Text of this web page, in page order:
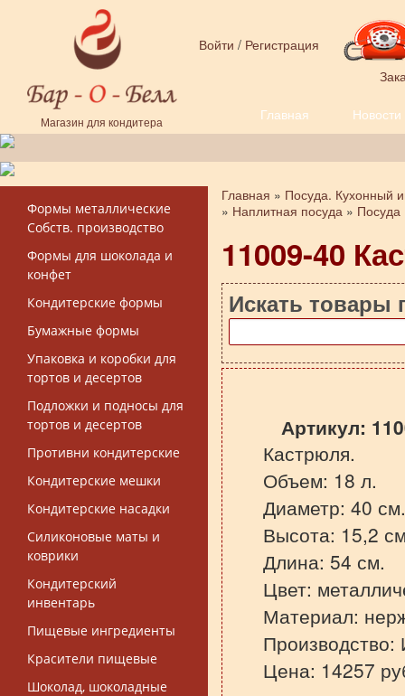
Перейти к основному содержанию
Магазин для кондитера
Войти / Регистрация
Главная Новости
Форма поиска
Формы металлические
Собств. производство
Формы для шоколада и
конфет
Кондитерские формы
Бумажные формы
Упаковка и коробки для
тортов и десертов
Подложки и подносы для
тортов и десертов
Противни кондитерские
Кондитерские мешки
Кондитерские насадки
Силиконовые маты и
коврики
Кондитерский
инвентарь
Пищевые ингредиенты
Красители пищевые
Шоколад, шоколадные
Вы здесь
Главная » Посуда. Кухонный
» Наплитная посуда » Посуда
11009-40
Искать товары
Артикул:
Кастрюля.
Объем: 18 л.
Диаметр: 40 см.
Высота: 15,2
Длина: 54 см.
Цвет:
Материал:
Производство:
Цена: 14257